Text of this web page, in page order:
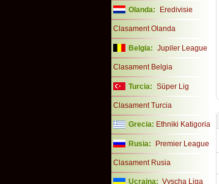
Olanda: Eredivisie
Clasament Olanda
Belgia: Jupiler League
Clasament Belgia
Turcia: Süper Lig
Clasament Turcia
Grecia: Ethniki Katigoria
Rusia: Premier League
Clasament Rusia
Ucraina: Vyscha Liga